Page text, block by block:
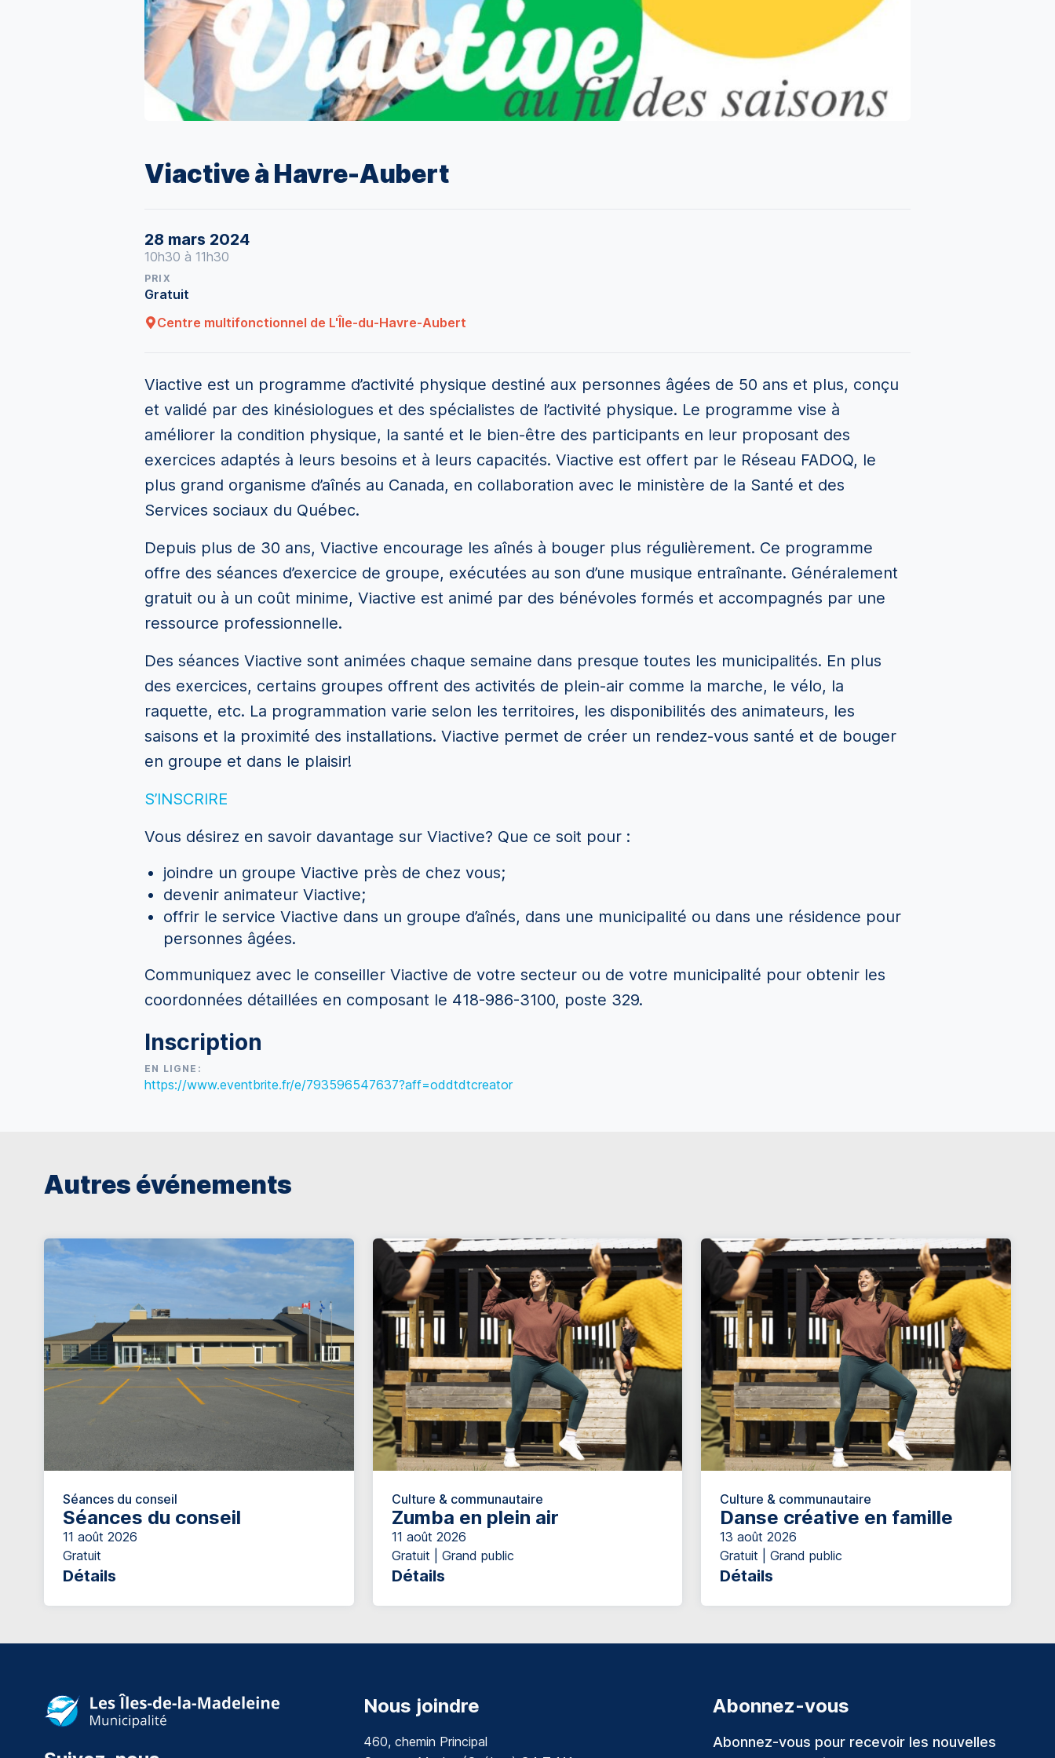
Viactive à Havre-Aubert
28 mars 2024
10h30 à 11h30
PRIX
Gratuit
Centre multifonctionnel de L'Île-du-Havre-Aubert
Viactive est un programme d’activité physique destiné aux personnes âgées de 50 ans et plus, conçu
et validé par des kinésiologues et des spécialistes de l’activité physique. Le programme vise à
améliorer la condition physique, la santé et le bien-être des participants en leur proposant des
exercices adaptés à leurs besoins et à leurs capacités. Viactive est offert par le Réseau FADOQ, le
plus grand organisme d’aînés au Canada, en collaboration avec le ministère de la Santé et des
Services sociaux du Québec.
Depuis plus de 30 ans, Viactive encourage les aînés à bouger plus régulièrement. Ce programme
offre des séances d’exercice de groupe, exécutées au son d’une musique entraînante. Généralement
gratuit ou à un coût minime, Viactive est animé par des bénévoles formés et accompagnés par une
ressource professionnelle.
Des séances Viactive sont animées chaque semaine dans presque toutes les municipalités. En plus
des exercices, certains groupes offrent des activités de plein-air comme la marche, le vélo, la
raquette, etc. La programmation varie selon les territoires, les disponibilités des animateurs, les
saisons et la proximité des installations. Viactive permet de créer un rendez-vous santé et de bouger
en groupe et dans le plaisir!
S’INSCRIRE
Vous désirez en savoir davantage sur Viactive? Que ce soit pour :
joindre un groupe Viactive près de chez vous;
devenir animateur Viactive;
offrir le service Viactive dans un groupe d’aînés, dans une municipalité ou dans une résidence pour
personnes âgées.
Communiquez avec le conseiller Viactive de votre secteur ou de votre municipalité pour obtenir les
coordonnées détaillées en composant le 418-986-3100, poste 329.
Inscription
EN LIGNE:
https://www.eventbrite.fr/e/793596547637?aff=oddtdtcreator
Autres événements
Séances du conseil
Séances du conseil
11 août 2026
Gratuit
Détails
Culture & communautaire
Zumba en plein air
11 août 2026
Gratuit | Grand public
Détails
Culture & communautaire
Danse créative en famille
13 août 2026
Gratuit | Grand public
Détails
Nous joindre
460, chemin Principal
Abonnez-vous
Abonnez-vous pour recevoir les nouvelles